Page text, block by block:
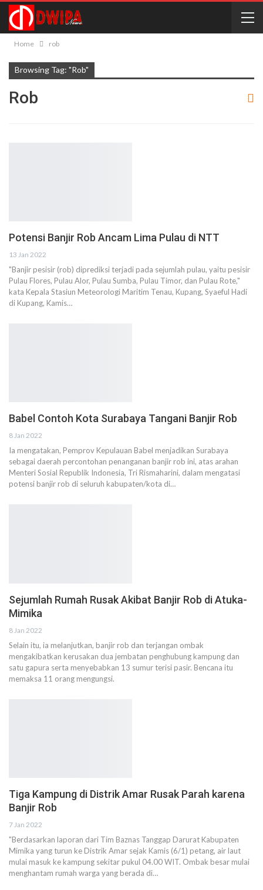
Home rob
Browsing Tag: "rob"
Rob
Potensi Banjir Rob Ancam Lima Pulau di NTT
13 Jan 2022
"Banjir pesisir (rob) diprediksi terjadi pada sejumlah pulau, yaitu pesisir
Pulau Flores, Pulau Alor, Pulau Sumba, Pulau Timor, dan Pulau Rote,"
kata Kepala Stasiun Meteorologi Maritim Tenau, Kupang, Syaeful Hadi
di Kupang, Kamis…
Babel Contoh Kota Surabaya Tangani Banjir Rob
8 Jan 2022
Ia mengatakan, Pemprov Kepulauan Babel menjadikan Surabaya
sebagai daerah percontohan penanganan banjir rob ini, atas arahan
Menteri Sosial Republik Indonesia, Tri Rismaharini, dalam mengatasi
potensi banjir rob di seluruh kabupaten/kota di…
Sejumlah Rumah Rusak Akibat Banjir Rob di Atuka-
Mimika
8 Jan 2022
Selain itu, ia melanjutkan, banjir rob dan terjangan ombak
mengakibatkan kerusakan dua jembatan penghubung kampung dan
satu gapura serta menyebabkan 13 sumur terisi pasir. Bencana itu
memaksa 11 orang mengungsi.
Tiga Kampung di Distrik Amar Rusak Parah karena
Banjir Rob
7 Jan 2022
"Berdasarkan laporan dari Tim Baznas Tanggap Darurat Kabupaten
Mimika yang turun ke Distrik Amar sejak Kamis (6/1) petang, air laut
mulai masuk ke kampung sekitar pukul 04.00 WIT. Ombak besar mulai
menghantam rumah warga yang berada di…